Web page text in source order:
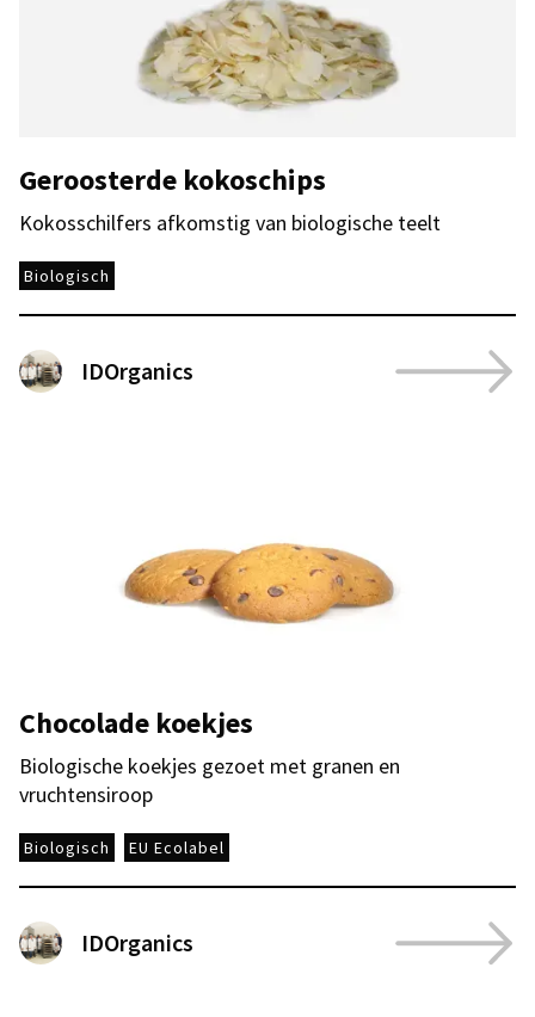
Geroosterde kokoschips
Kokosschilfers afkomstig van biologische teelt
Biologisch
IDOrganics
Chocolade koekjes
Biologische koekjes gezoet met granen en
vruchtensiroop
Biologisch EU Ecolabel
IDOrganics